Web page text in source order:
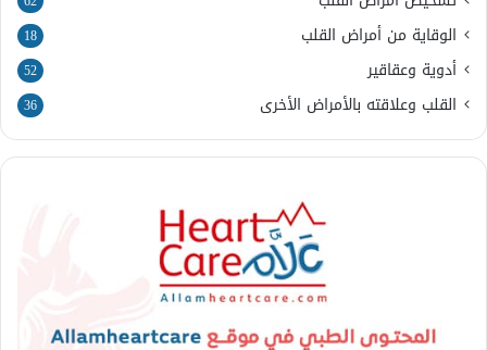
الوقاية من أمراض القلب 18
أدوية وعقاقير 52
القلب وعلاقته بالأمراض الأخرى 36